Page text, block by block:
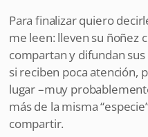
Para finalizar quiero
me leen: lleven su ñoñez
compartan y difundan
si reciben poca atención,
lugar –muy
más de la misma
compartir.